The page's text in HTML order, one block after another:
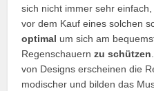
sich nicht immer sehr
vor dem Kauf eines solchen
optimal um sich am
Regenschauernzu schützen
von Designs erscheinen die
modischer und bilden das